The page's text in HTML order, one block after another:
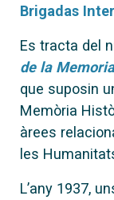
Brigadas
Es tracta del
de la
que suposin
Memòria
àrees
les
L’any 1937,